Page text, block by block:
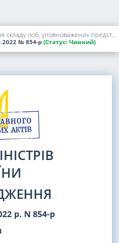
Деякі питання формування складу осіб, уповноважених представляти інтереси держави у правлінні Фонду соціального страхування, і визнання такими, що втратили чинність, деяких розпоряджень Кабінету Міністрів України
№ 854-р (Статус: Чинний)
р. N 854-р